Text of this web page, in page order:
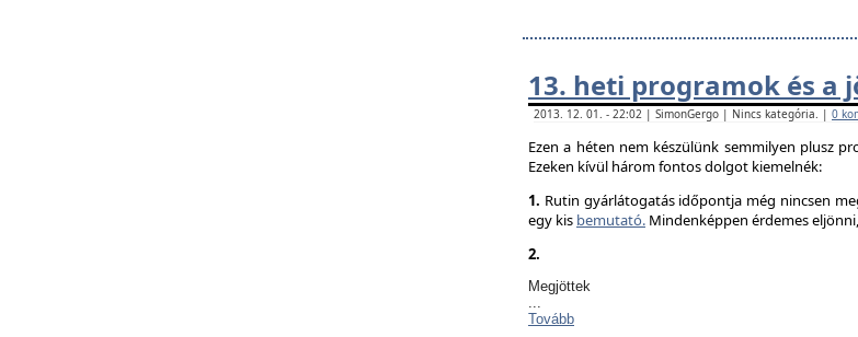
13. heti programok és a
2013. 12. 01. - 22:02 | SimonGergo | Nincs kategória. | 0
Ezen a héten nem készülünk semmilyen plusz
Ezeken kívül három fontos dolgot kiemelnék:
1. Rutin gyárlátogatás időpontja még nincsen
egy kis bemutató. Mindenképpen érdemes
2.
Megjöttek
...
Tovább